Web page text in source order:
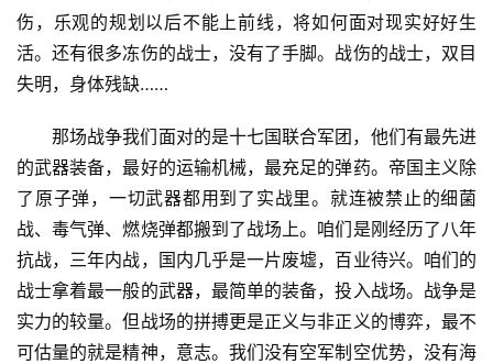
伤，乐观的规划以后不能上前线，将如何面对现实好好生
活。还有很多冻伤的战士，没有了手脚。战伤的战士，双目
失明，身体残缺……
那场战争我们面对的是十七国联合军团，他们有最先进
的武器装备，最好的运输机械，最充足的弹药。帝国主义除
了原子弹，一切武器都用到了实战里。就连被禁止的细菌
战、毒气弹、燃烧弹都搬到了战场上。咱们是刚经历了八年
抗战，三年内战，国内几乎是一片废墟，百业待兴。咱们的
战士拿着最一般的武器，最简单的装备，投入战场。战争是
实力的较量。但战场的拼搏更是正义与非正义的博弈，最不
可估量的就是精神，意志。我们没有空军制空优势，没有海